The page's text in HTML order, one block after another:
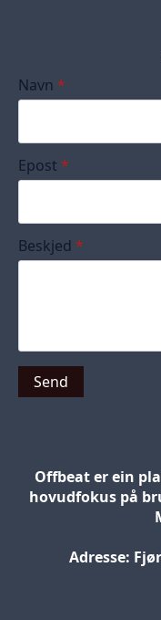
Navn *
Epost *
Beskjed *
Send
Offbeat er ein
hovudfokus på
Adresse: